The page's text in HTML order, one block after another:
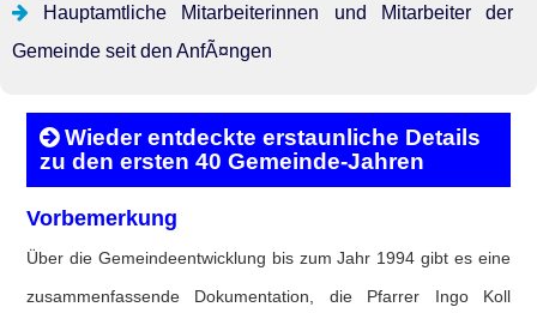
Hauptamtliche Mitarbeiterinnen und Mitarbeiter der
Gemeinde seit den AnfÃ¤ngen
Wieder entdeckte erstaunliche Details
zu den ersten 40 Gemeinde-Jahren
Vorbemerkung
Über die Gemeindeentwicklung bis zum Jahr 1994 gibt es eine
zusammenfassende Dokumentation, die Pfarrer Ingo Koll